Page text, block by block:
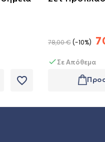
favorite_border
78,00 € -10%
Σε Απόθεμα